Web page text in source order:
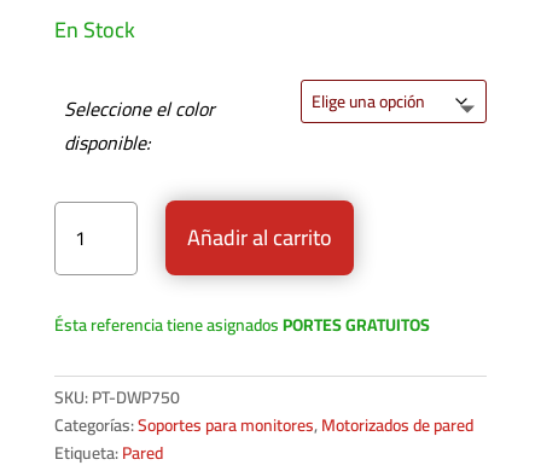
En Stock
Seleccione el color
disponible:
Soporte de pared DimWall Pro cantidad
Añadir al carrito
Ésta referencia tiene asignadosPORTES GRATUITOS
SKU:PT-DWP750
Categorías:Soportes para monitores,Motorizados de pared
Etiqueta:Pared